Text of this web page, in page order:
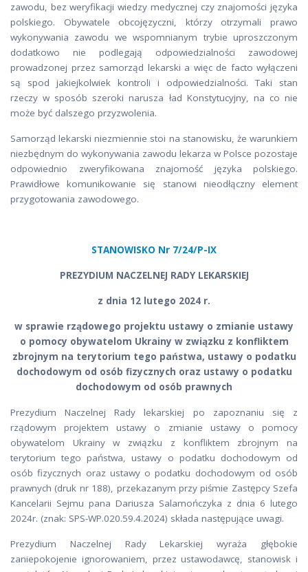
zawodu, bez weryfikacji wiedzy medycznej czy znajomości języka
polskiego. Obywatele obcojęzyczni, którzy otrzymali prawo
wykonywania zawodu we wspomnianym trybie uproszczonym
dodatkowo nie podlegają odpowiedzialności zawodowej
prowadzonej przez samorząd lekarski a więc de facto wyłączeni
są spod jakiejkolwiek kontroli i odpowiedzialności. Taki stan
rzeczy w sposób szeroki narusza ład Konstytucyjny, na co nie
może być dalszego przyzwolenia.
Samorząd lekarski niezmiennie stoi na stanowisku, że warunkiem
niezbędnym do wykonywania zawodu lekarza w Polsce pozostaje
odpowiednio zweryfikowana znajomość języka polskiego.
Prawidłowe komunikowanie się stanowi nieodłączny element
przygotowania zawodowego.
STANOWISKO Nr 7/24/P-IX
PREZYDIUM NACZELNEJ RADY LEKARSKIEJ
z dnia 12 lutego 2024 r.
w sprawie rządowego projektu ustawy o zmianie ustawy
o pomocy obywatelom Ukrainy w związku z konfliktem
zbrojnym na terytorium tego państwa, ustawy o podatku
dochodowym od osób fizycznych oraz ustawy o podatku
dochodowym od osób prawnych
Prezydium Naczelnej Rady lekarskiej po zapoznaniu się z
rządowym projektem ustawy o zmianie ustawy o pomocy
obywatelom Ukrainy w związku z konfliktem zbrojnym na
terytorium tego państwa, ustawy o podatku dochodowym od
osób fizycznych oraz ustawy o podatku dochodowym od osób
prawnych (druk nr 188), przekazanym przy piśmie Zastępcy Szefa
Kancelarii Sejmu pana Dariusza Salamończyka z dnia 6 lutego
2024r. (znak: SPS-WP.020.59.4.2024) składa następujące uwagi.
Prezydium Naczelnej Rady Lekarskiej wyraża głębokie
zaniepokojenie ignorowaniem, przez ustawodawcę, stanowisk i